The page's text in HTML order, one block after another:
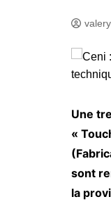
valery
Une
«
sont
la